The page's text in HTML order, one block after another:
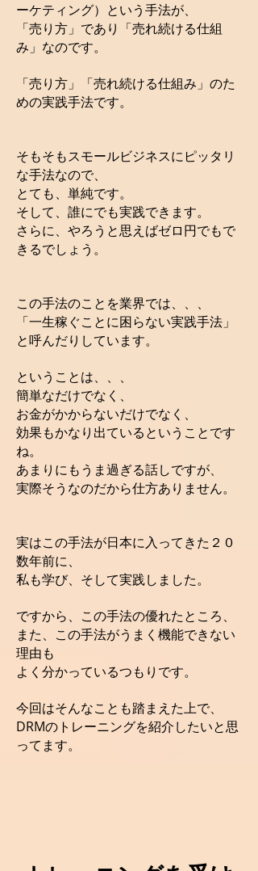
ーケティング）という手法が、
「売り方」であり「売れ続ける仕組
み」なのです。
「売り方」「売れ続ける仕組み」のた
めの実践手法です。
そもそもスモールビジネスにピッタリ
な手法なので、
とても、単純です。
そして、誰にでも実践できます。
さらに、やろうと思えばゼロ円でもで
きるでしょう。
この手法のことを業界では、、、
「一生稼ぐことに困らない実践手法」
と呼んだりしています。
ということは、、、
簡単なだけでなく、
お金がかからないだけでなく、
効果もかなり出ているということです
ね。
あまりにもうま過ぎる話しですが、
実際そうなのだから仕方ありません。
実はこの手法が日本に入ってきた２０
数年前に、
私も学び、そして実践しました。
ですから、この手法の優れたところ、
また、この手法がうまく機能できない
理由も
よく分かっているつもりです。
今回はそんなことも踏まえた上で、
DRMのトレーニングを紹介したいと思
ってます。